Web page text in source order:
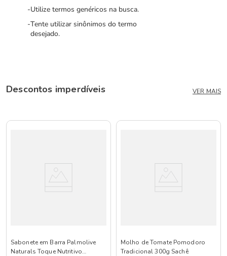
Utilize termos genéricos na busca.
Tente utilizar sinônimos do termo
desejado.
Descontos imperdíveis VER MAIS
Sabonete em Barra Palmolive
Naturals Toque Nutritivo
Molho de Tomate Pomodoro
Tradicional 300g Sachê